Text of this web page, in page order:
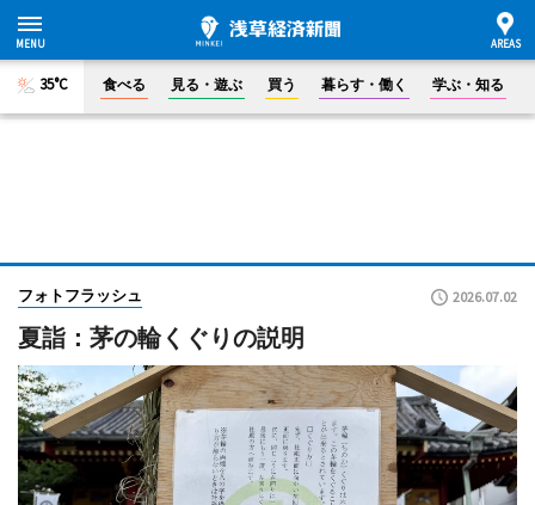
35°C 食べる 見る・遊ぶ 買う 暮らす・働く 学ぶ・知る
フォトフラッシュ 2026.07.02
夏詣：茅の輪くぐりの説明